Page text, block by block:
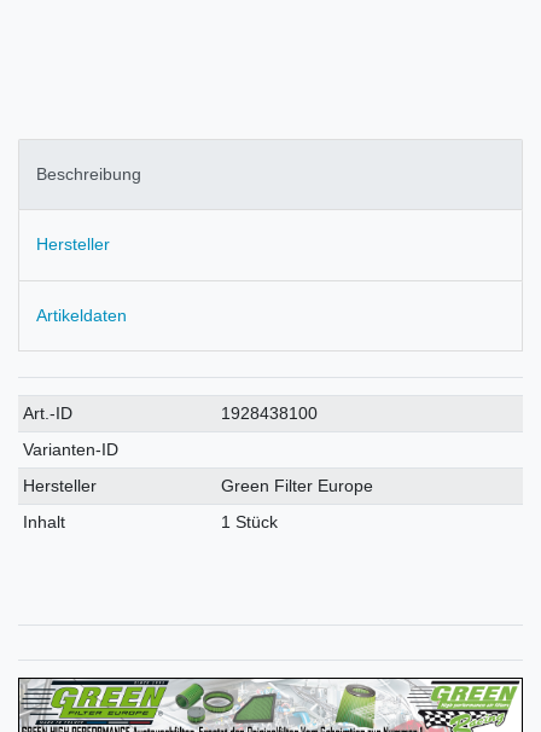
Beschreibung
Hersteller
Artikeldaten
Technisches
Merkmal
Wert
Art.-ID
1928438100
Varianten-ID
Hersteller
Green Filter Europe
Inhalt
1 Stück